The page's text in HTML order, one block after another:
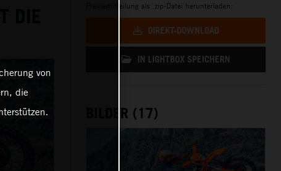
Pressemitteilung als .zip-Datei herunterladen:
DIREKT-DOWNLOAD
IN LIGHTBOX SPEICHERN
BILDER (17)
von
die